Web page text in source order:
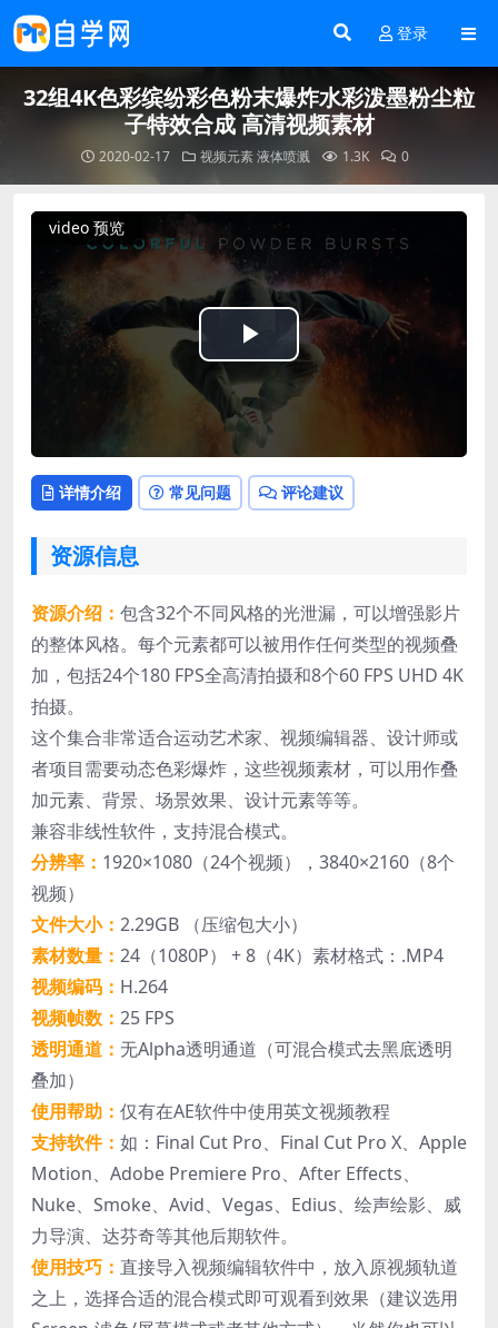
登录
32组4K色彩缤纷彩色粉末爆炸水彩泼墨粉尘粒
子特效合成 高清视频素材
2020-02-17 视频元素 液体喷溅 1.3K 0
video 预览
Play
Video
详情介绍 常见问题 评论建议
资源信息
资源介绍： 包含32个不同风格的光泄漏，可以增强影片
的整体风格。每个元素都可以被用作任何类型的视频叠
加，包括24个180 FPS全高清拍摄和8个60 FPS UHD 4K
拍摄。
这个集合非常适合运动艺术家、视频编辑器、设计师或
者项目需要动态色彩爆炸，这些视频素材，可以用作叠
加元素、背景、场景效果、设计元素等等。
兼容非线性软件，支持混合模式。
分辨率： 1920×1080（24个视频），3840×2160（8个
视频）
文件大小： 2.29GB （压缩包大小）
素材数量： 24（1080P） + 8（4K）素材格式：.MP4
视频编码： H.264
视频帧数： 25 FPS
透明通道： 无Alpha透明通道（可混合模式去黑底透明
叠加）
使用帮助： 仅有在AE软件中使用英文视频教程
支持软件： 如：Final Cut Pro、Final Cut Pro X、Apple
Motion、Adobe Premiere Pro、After Effects、
Nuke、Smoke、Avid、Vegas、Edius、绘声绘影、威
力导演、达芬奇等其他后期软件。
使用技巧： 直接导入视频编辑软件中，放入原视频轨道
之上，选择合适的混合模式即可观看到效果（建议选用